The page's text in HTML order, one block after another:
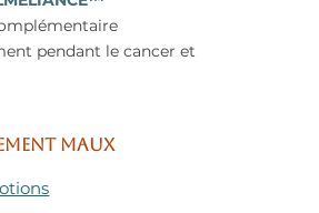
pendant le cancer et
MAUX